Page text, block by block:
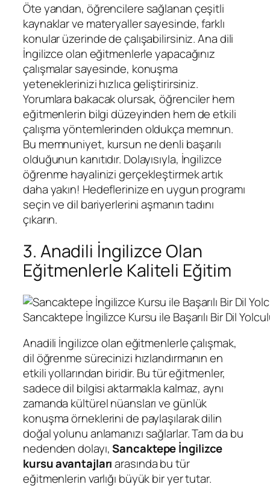
Öte yandan, öğrencilere sağlanan çeşitli
kaynaklar ve materyaller sayesinde, farklı
konular üzerinde de çalışabilirsiniz. Ana dili
İngilizce olan eğitmenlerle yapacağınız
çalışmalar sayesinde, konuşma
yeteneklerinizi hızlıca geliştirirsiniz.
Yorumlara bakacak olursak, öğrenciler hem
eğitmenlerin bilgi düzeyinden hem de etkili
çalışma yöntemlerinden oldukça memnun.
Bu memnuniyet, kursun ne denli başarılı
olduğunun kanıtıdır. Dolayısıyla, İngilizce
öğrenme hayalinizi gerçekleştirmek artık
daha yakın! Hedeflerinize en uygun programı
seçin ve dil bariyerlerini aşmanın tadını
çıkarın.
3. Anadili İngilizce Olan
Eğitmenlerle Kaliteli Eğitim
Sancaktepe İngilizce Kursu ile Başarılı Bir Dil
Anadili İngilizce olan eğitmenlerle çalışmak,
dil öğrenme sürecinizi hızlandırmanın en
etkili yollarından biridir. Bu tür eğitmenler,
sadece dil bilgisi aktarmakla kalmaz, aynı
zamanda kültürel nüansları ve günlük
konuşma örneklerini de paylaşılarak dilin
doğal yolunu anlamanızı sağlarlar. Tam da bu
nedenden dolayı,Sancaktepe İngilizce
kursu avantajlarıarasında bu tür
eğitmenlerin varlığı büyük bir yer tutar.